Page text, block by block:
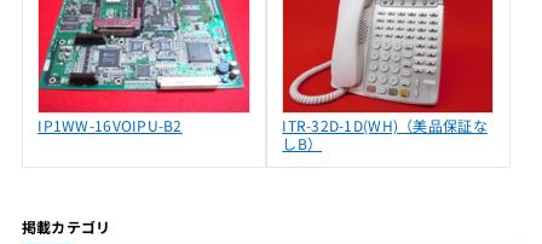
IP1WW-16VOIPU-B2
ITR-32D-1D(WH)（美品保証な
しB）
掲載カテゴリ